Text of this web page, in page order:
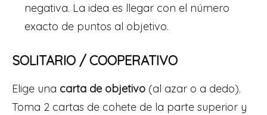
negativa. La idea es llegar con el número
exacto de puntos al objetivo.
SOLITARIO / COOPERATIVO
Elige una carta de objetivo (al azar o a dedo).
Toma 2 cartas de cohete de la parte superior y